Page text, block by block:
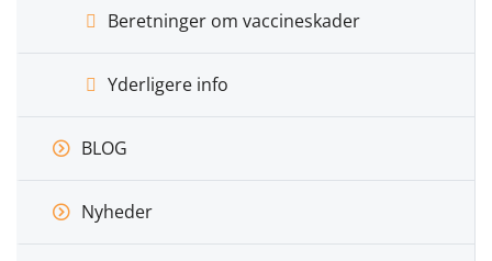
Beretninger om vaccineskader
Yderligere info
BLOG
Nyheder